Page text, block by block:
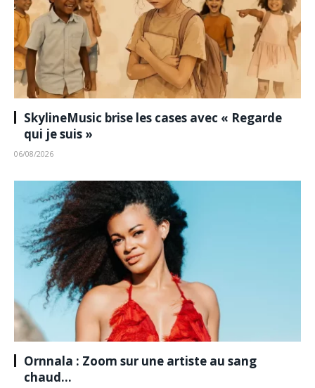
SkylineMusic brise les cases avec « Regarde
qui je suis »
06/08/2026
Ornnala : Zoom sur une artiste au sang
chaud…